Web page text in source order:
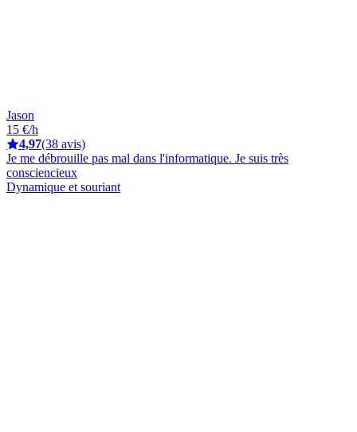
Jason
15 €/h
4,97(38 avis)
Je me débrouille pas mal dans l'informatique. Je suis très
consciencieux
Dynamique et souriant